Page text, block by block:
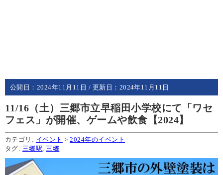
公開日： 2024年11月11日 / 更新日： 2024年11月11日
11/16（土）三郷市立早稲田小学校にて「ワセ
フェス」が開催、ゲームや飲食【2024】
カテゴリ: イベント >2024年のイベント
タグ: 三郷駅,三郷